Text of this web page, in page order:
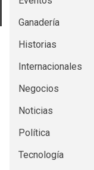
Ganadería
Historias
Internacionales
Negocios
Noticias
Política
Tecnología